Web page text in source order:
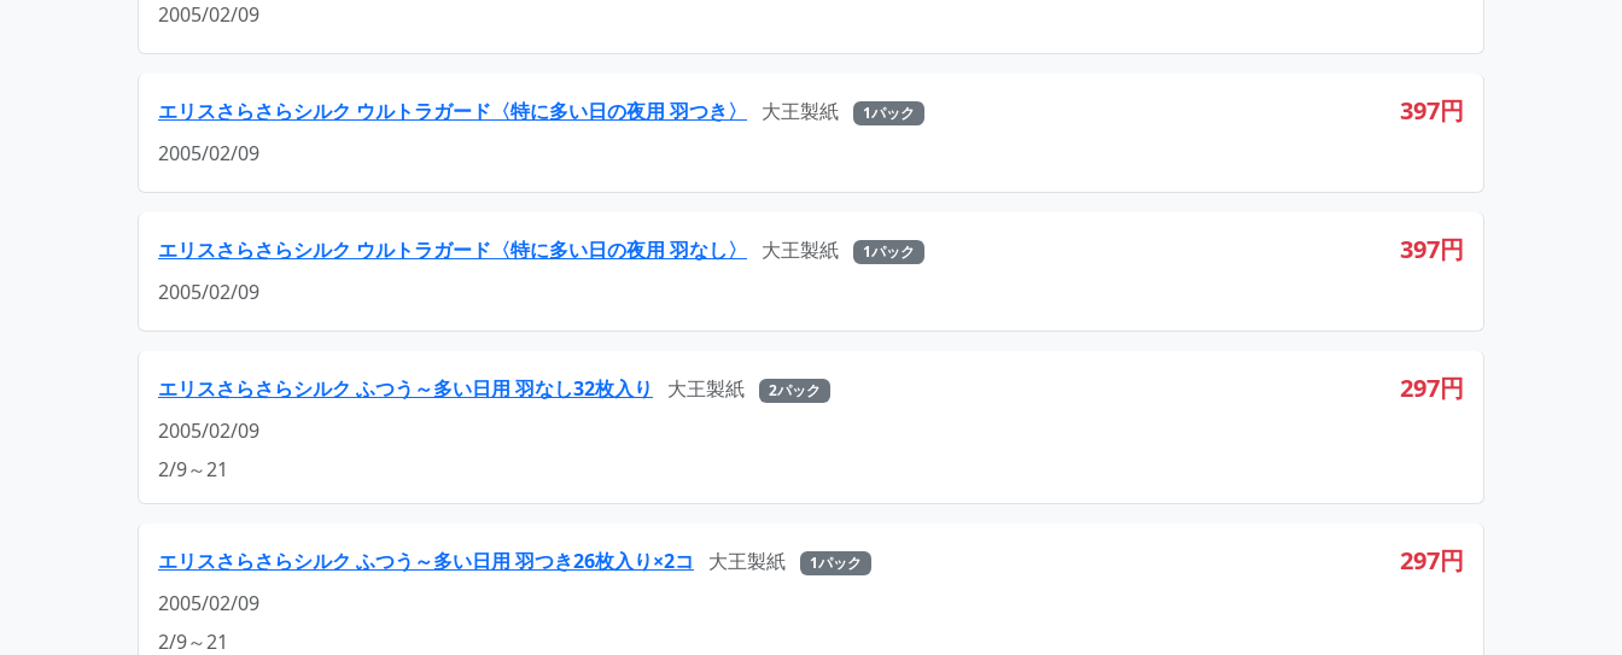
2005/02/09
エリスさらさらシルク ウルトラガード〈特に多い日の夜用 羽つき〉 大王製紙 1パック 397円
2005/02/09
エリスさらさらシルク ウルトラガード〈特に多い日の夜用 羽なし〉 大王製紙 1パック 397円
2005/02/09
エリスさらさらシルク ふつう～多い日用 羽なし32枚入り 大王製紙 2パック 297円
2005/02/09
2/9～21
エリスさらさらシルク ふつう～多い日用 羽つき26枚入り×2コ 大王製紙 1パック 297円
2005/02/09
2/9～21